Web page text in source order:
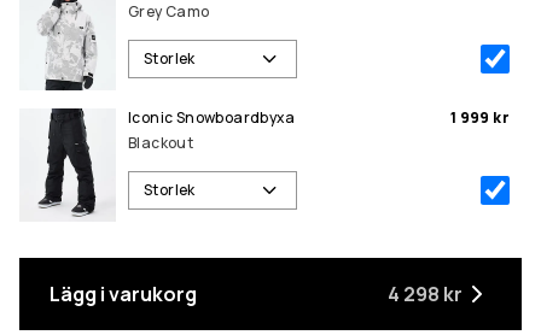
Grey Camo
Storlek
Iconic Snowboardbyxa
Blackout
1 999 kr
Storlek
Lägg i varukorg 4 298 kr